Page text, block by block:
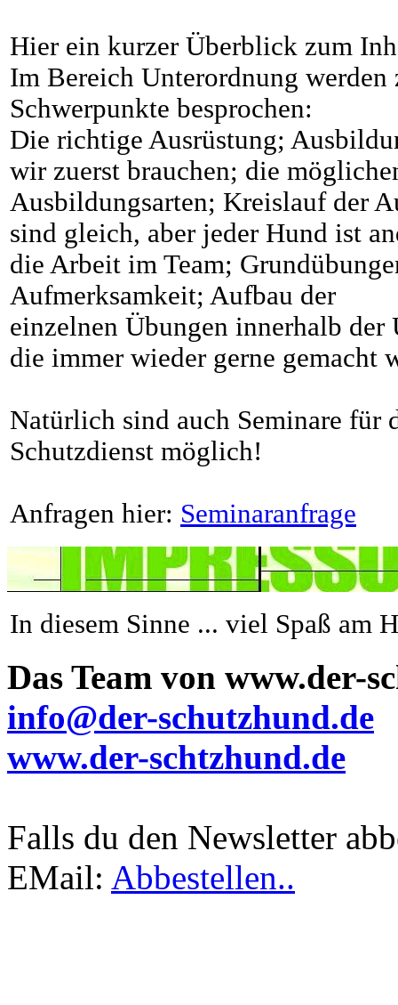
Hier ein kurzer Überblick zum
Im Bereich Unterordnung
Schwerpunkte besprochen:
Die richtige Ausrüstung;
wir zuerst brauchen; die
Ausbildungsarten; Kreislauf der
sind gleich, aber jeder Hund ist
die Arbeit im Team;
Aufmerksamkeit; Aufbau der
einzelnen Übungen innerhalb der
die immer wieder gerne gemacht
Natürlich sind auch Seminare für
Schutzdienst möglich!
Anfragen hier: Seminaranfrage
In diesem Sinne ... viel Spaß am
Das Team von www.der-
info@der-schutzhund.de
www.der-schtzhund.de
Falls du den Newsletter
EMail: Abbestellen..